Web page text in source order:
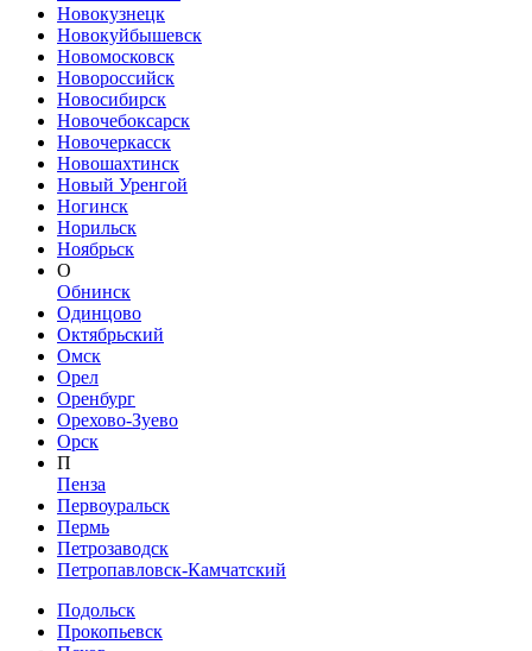
Новокузнецк
Новокуйбышевск
Новомосковск
Новороссийск
Новосибирск
Новочебоксарск
Новочеркасск
Новошахтинск
Новый Уренгой
Ногинск
Норильск
Ноябрьск
О
Обнинск
Одинцово
Октябрьский
Омск
Орел
Оренбург
Орехово-Зуево
Орск
П
Пенза
Первоуральск
Пермь
Петрозаводск
Петропавловск-Камчатский
Подольск
Прокопьевск